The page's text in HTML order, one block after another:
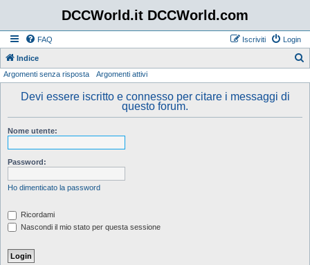
DCCWorld.it DCCWorld.com
FAQ Login
Iscriviti
Indice
Argomenti senza risposta Argomenti attivi
Devi essere iscritto e connesso per citare i messaggi di
questo forum.
Nome utente:
Password:
Ho dimenticato la password
Ricordami
Nascondi il mio stato per questa sessione